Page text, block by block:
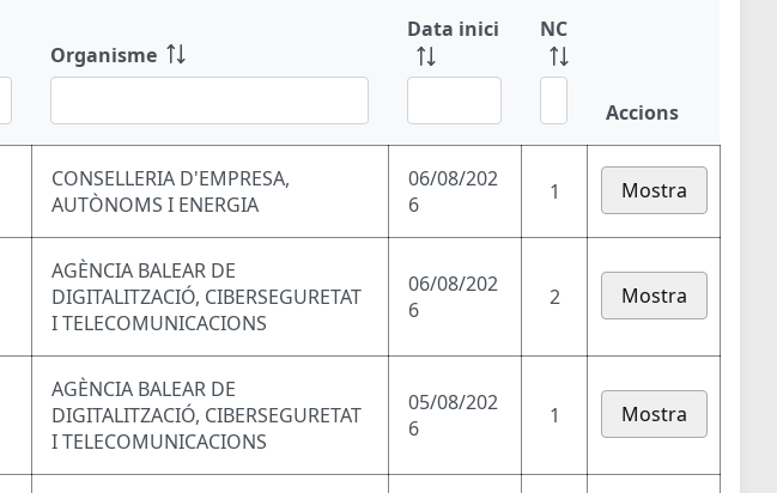
Organisme
Data inici NC
Accions
CONSELLERIA D'EMPRESA,
AUTÒNOMS I ENERGIA
06/08/202
6
1 Mostra
AGÈNCIA BALEAR DE
DIGITALITZACIÓ, CIBERSEGURETAT
I TELECOMUNICACIONS
06/08/202
6
2 Mostra
AGÈNCIA BALEAR DE
DIGITALITZACIÓ, CIBERSEGURETAT
I TELECOMUNICACIONS
05/08/202
6
1 Mostra